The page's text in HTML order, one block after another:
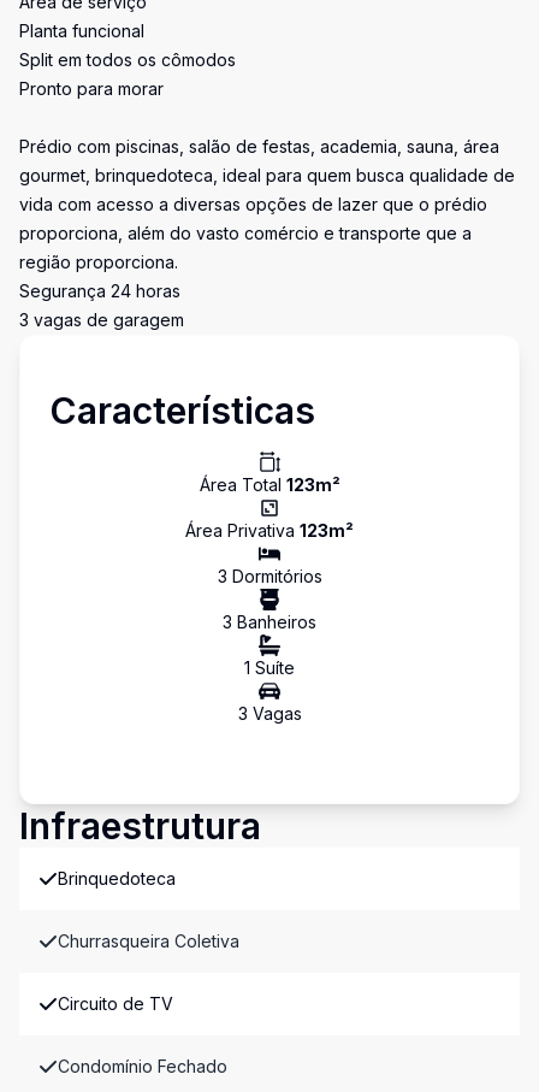
Planta funcional
Split em todos os cômodos
Pronto para morar
Prédio com piscinas, salão de festas, academia, sauna, área
gourmet, brinquedoteca, ideal para quem busca qualidade de
vida com acesso a diversas opções de lazer que o prédio
proporciona, além do vasto comércio e transporte que a
região proporciona.
Segurança 24 horas
3 vagas de garagem
Características
Área Total 123m²
Área Privativa 123m²
3 Dormitórios
3 Banheiros
1 Suíte
3 Vagas
Infraestrutura
Brinquedoteca
Churrasqueira Coletiva
Circuito de TV
Condomínio Fechado